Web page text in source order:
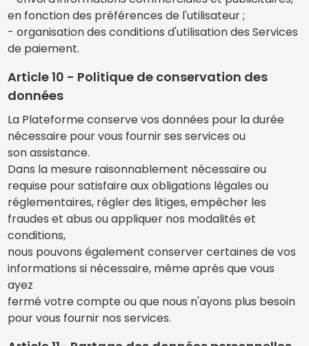
en fonction des préférences de l'utilisateur ;
- organisation des conditions d'utilisation des Services
de paiement.
Article 10 - Politique de conservation des
données
La Plateforme conserve vos données pour la durée
nécessaire pour vous fournir ses services ou
son assistance.
Dans la mesure raisonnablement nécessaire ou
requise pour satisfaire aux obligations légales ou
réglementaires, régler des litiges, empêcher les
fraudes et abus ou appliquer nos modalités et
conditions,
nous pouvons également conserver certaines de vos
informations si nécessaire, même après que vous
ayez
fermé votre compte ou que nous n'ayons plus besoin
pour vous fournir nos services.